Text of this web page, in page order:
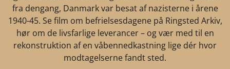
fra dengang, Danmark var besat af nazisterne i årene
1940-45. Se film om befrielsesdagene på Ringsted Arkiv,
hør om de livsfarlige leverancer – og vær med til en
rekonstruktion af en våbennedkastning lige dér hvor
modtagelserne fandt sted.